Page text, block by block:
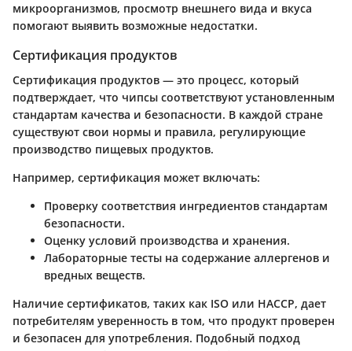
микроорганизмов, просмотр внешнего вида и вкуса
помогают выявить возможные недостатки.
Сертификация продуктов
Сертификация продуктов — это процесс, который
подтверждает, что чипсы соответствуют установленным
стандартам качества и безопасности. В каждой стране
существуют свои нормы и правила, регулирующие
производство пищевых продуктов.
Например, сертификация может включать:
Проверку соответствия ингредиентов стандартам
безопасности.
Оценку условий производства и хранения.
Лабораторные тесты на содержание аллергенов и
вредных веществ.
Наличие сертификатов, таких как ISO или HACCP, дает
потребителям уверенность в том, что продукт проверен
и безопасен для употребления. Подобный подход